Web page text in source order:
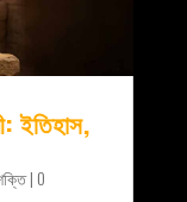
ইতিহাস,
| 0